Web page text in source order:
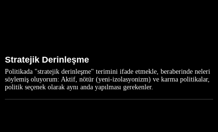
Stratejik Derinleşme
Politikada "stratejik derinleşme" terimini ifade etmekle, beraberinde neleri
söylemiş oluyorum: Aktif, nötür (yeni-izolasyonizm) ve karma politikalar,
politik seçenek olarak aynı anda yapılması gerekenler.